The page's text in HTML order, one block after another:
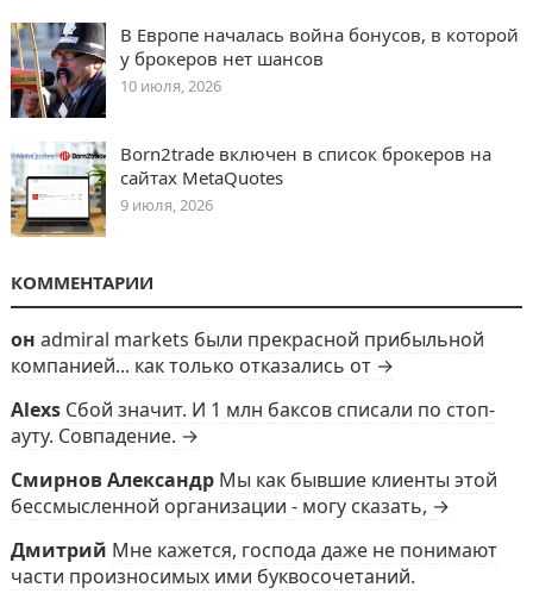
В Европе началась война бонусов, в которой
у брокеров нет шансов
10 июля, 2026
Born2trade включен в список брокеров на
сайтах MetaQuotes
9 июля, 2026
КОММЕНТАРИИ
он admiral markets были прекрасной прибыльной
компанией... как только отказались от →
Alexs Сбой значит. И 1 млн баксов списали по стоп-
ауту. Совпадение. →
Смирнов Александр Мы как бывшие клиенты этой
бессмысленной организации - могу сказать, →
Дмитрий Мне кажется, господа даже не понимают
части произносимых ими буквосочетаний.